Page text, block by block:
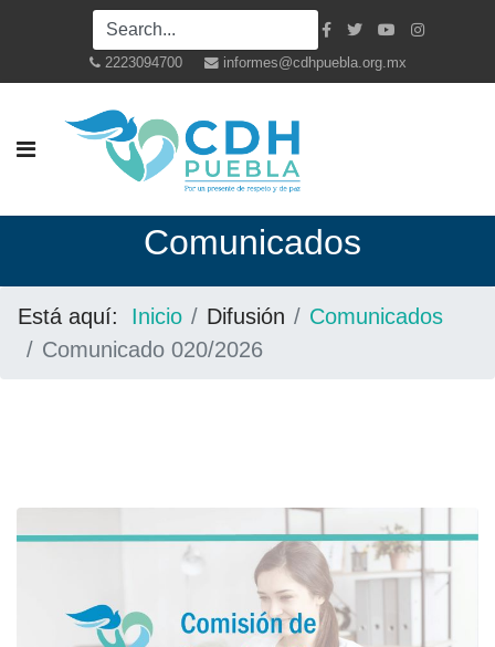
2223094700 informes@cdhpuebla.org.mx
Comunicados
Está aquí: Inicio Difusión
Comunicados
Comunicado 020/2026